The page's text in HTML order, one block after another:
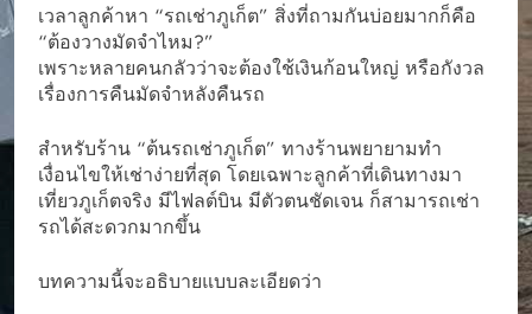
เวลาลูกค้าหา “รถเช่าภูเก็ต” สิ่งที่ถามกันบ่อยมากก็คือ
“ต้องวางมัดจำไหม?”
เพราะหลายคนกลัวว่าจะต้องใช้เงินก้อนใหญ่ หรือกังวล
เรื่องการคืนมัดจำหลังคืนรถ
สำหรับร้าน “ต้นรถเช่าภูเก็ต” ทางร้านพยายามทำ
เงื่อนไขให้เช่าง่ายที่สุด โดยเฉพาะลูกค้าที่เดินทางมา
เที่ยวภูเก็ตจริง มีไฟลต์บิน มีตัวตนชัดเจน ก็สามารถเช่า
รถได้สะดวกมากขึ้น
บทความนี้จะอธิบายแบบละเอียดว่า